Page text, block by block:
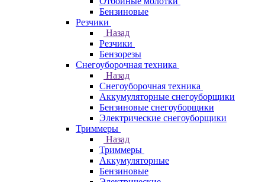
Бензиновые
Резчики
Назад
Резчики
Бензорезы
Снегоуборочная техника
Назад
Снегоуборочная техника
Аккумуляторные снегоуборщики
Бензиновые снегоуборщики
Электрические снегоуборщики
Триммеры
Назад
Триммеры
Аккумуляторные
Бензиновые